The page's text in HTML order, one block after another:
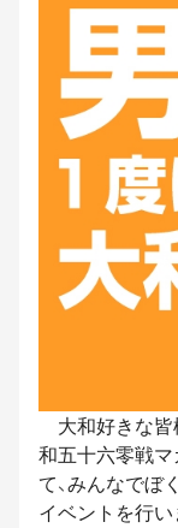
大和好きな皆
和五十六零戦マ
て、みんなでぼ
イベントを行